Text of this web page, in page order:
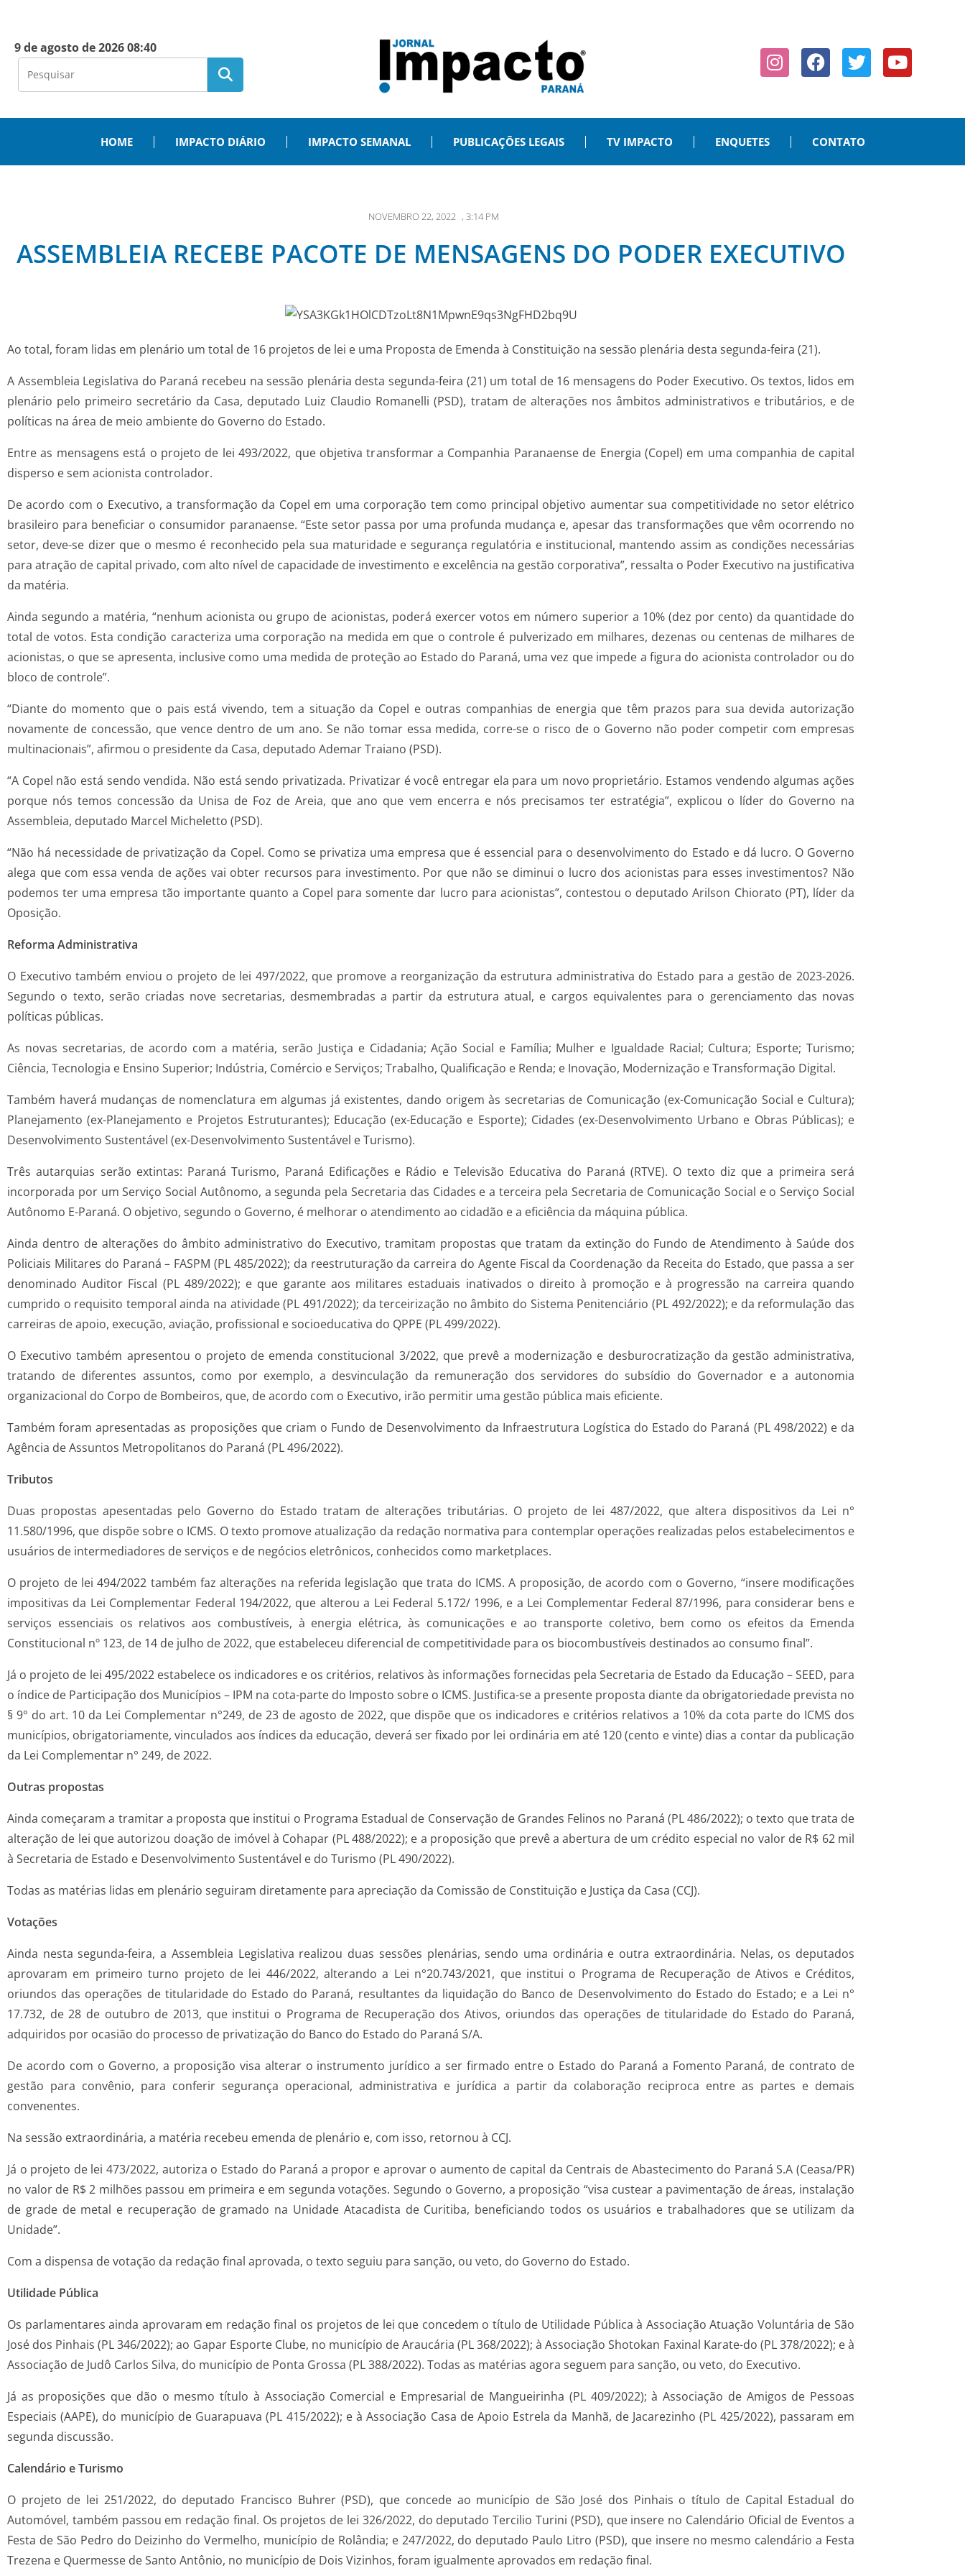
9 de agosto de 2026 08:40
HOME IMPACTO DIÁRIO IMPACTO SEMANAL PUBLICAÇÕES LEGAIS TV IMPACTO ENQUETES CONTATO
NOVEMBRO 22, 2022 , 3:14 PM
ASSEMBLEIA RECEBE PACOTE DE MENSAGENS DO PODER EXECUTIVO
Ao total, foram lidas em plenário um total de 16 projetos de lei e uma Proposta de Emenda à Constituição na sessão plenária desta segunda-feira (21).
A Assembleia Legislativa do Paraná recebeu na sessão plenária desta segunda-feira (21) um total de 16 mensagens do Poder Executivo. Os textos, lidos em
plenário pelo primeiro secretário da Casa, deputado Luiz Claudio Romanelli (PSD), tratam de alterações nos âmbitos administrativos e tributários, e de
políticas na área de meio ambiente do Governo do Estado.
Entre as mensagens está o projeto de lei 493/2022, que objetiva transformar a Companhia Paranaense de Energia (Copel) em uma companhia de capital
disperso e sem acionista controlador.
De acordo com o Executivo, a transformação da Copel em uma corporação tem como principal objetivo aumentar sua competitividade no setor elétrico
brasileiro para beneficiar o consumidor paranaense. “Este setor passa por uma profunda mudança e, apesar das transformações que vêm ocorrendo no
setor, deve-se dizer que o mesmo é reconhecido pela sua maturidade e segurança regulatória e institucional, mantendo assim as condições necessárias
para atração de capital privado, com alto nível de capacidade de investimento e excelência na gestão corporativa”, ressalta o Poder Executivo na justificativa
da matéria.
Ainda segundo a matéria, “nenhum acionista ou grupo de acionistas, poderá exercer votos em número superior a 10% (dez por cento) da quantidade do
total de votos. Esta condição caracteriza uma corporação na medida em que o controle é pulverizado em milhares, dezenas ou centenas de milhares de
acionistas, o que se apresenta, inclusive como uma medida de proteção ao Estado do Paraná, uma vez que impede a figura do acionista controlador ou do
bloco de controle”.
“Diante do momento que o pais está vivendo, tem a situação da Copel e outras companhias de energia que têm prazos para sua devida autorização
novamente de concessão, que vence dentro de um ano. Se não tomar essa medida, corre-se o risco de o Governo não poder competir com empresas
multinacionais”, afirmou o presidente da Casa, deputado Ademar Traiano (PSD).
“A Copel não está sendo vendida. Não está sendo privatizada. Privatizar é você entregar ela para um novo proprietário. Estamos vendendo algumas ações
porque nós temos concessão da Unisa de Foz de Areia, que ano que vem encerra e nós precisamos ter estratégia”, explicou o líder do Governo na
Assembleia, deputado Marcel Micheletto (PSD).
“Não há necessidade de privatização da Copel. Como se privatiza uma empresa que é essencial para o desenvolvimento do Estado e dá lucro. O Governo
alega que com essa venda de ações vai obter recursos para investimento. Por que não se diminui o lucro dos acionistas para esses investimentos? Não
podemos ter uma empresa tão importante quanto a Copel para somente dar lucro para acionistas”, contestou o deputado Arilson Chiorato (PT), líder da
Oposição.
Reforma Administrativa
O Executivo também enviou o projeto de lei 497/2022, que promove a reorganização da estrutura administrativa do Estado para a gestão de 2023-2026.
Segundo o texto, serão criadas nove secretarias, desmembradas a partir da estrutura atual, e cargos equivalentes para o gerenciamento das novas
políticas públicas.
As novas secretarias, de acordo com a matéria, serão Justiça e Cidadania; Ação Social e Família; Mulher e Igualdade Racial; Cultura; Esporte; Turismo;
Ciência, Tecnologia e Ensino Superior; Indústria, Comércio e Serviços; Trabalho, Qualificação e Renda; e Inovação, Modernização e Transformação Digital.
Também haverá mudanças de nomenclatura em algumas já existentes, dando origem às secretarias de Comunicação (ex-Comunicação Social e Cultura);
Planejamento (ex-Planejamento e Projetos Estruturantes); Educação (ex-Educação e Esporte); Cidades (ex-Desenvolvimento Urbano e Obras Públicas); e
Desenvolvimento Sustentável (ex-Desenvolvimento Sustentável e Turismo).
Três autarquias serão extintas: Paraná Turismo, Paraná Edificações e Rádio e Televisão Educativa do Paraná (RTVE). O texto diz que a primeira será
incorporada por um Serviço Social Autônomo, a segunda pela Secretaria das Cidades e a terceira pela Secretaria de Comunicação Social e o Serviço Social
Autônomo E-Paraná. O objetivo, segundo o Governo, é melhorar o atendimento ao cidadão e a eficiência da máquina pública.
Ainda dentro de alterações do âmbito administrativo do Executivo, tramitam propostas que tratam da extinção do Fundo de Atendimento à Saúde dos
Policiais Militares do Paraná – FASPM (PL 485/2022); da reestruturação da carreira do Agente Fiscal da Coordenação da Receita do Estado, que passa a ser
denominado Auditor Fiscal (PL 489/2022); e que garante aos militares estaduais inativados o direito à promoção e à progressão na carreira quando
cumprido o requisito temporal ainda na atividade (PL 491/2022); da terceirização no âmbito do Sistema Penitenciário (PL 492/2022); e da reformulação das
carreiras de apoio, execução, aviação, profissional e socioeducativa do QPPE (PL 499/2022).
O Executivo também apresentou o projeto de emenda constitucional 3/2022, que prevê a modernização e desburocratização da gestão administrativa,
tratando de diferentes assuntos, como por exemplo, a desvinculação da remuneração dos servidores do subsídio do Governador e a autonomia
organizacional do Corpo de Bombeiros, que, de acordo com o Executivo, irão permitir uma gestão pública mais eficiente.
Também foram apresentadas as proposições que criam o Fundo de Desenvolvimento da Infraestrutura Logística do Estado do Paraná (PL 498/2022) e da
Agência de Assuntos Metropolitanos do Paraná (PL 496/2022).
Tributos
Duas propostas apesentadas pelo Governo do Estado tratam de alterações tributárias. O projeto de lei 487/2022, que altera dispositivos da Lei n°
11.580/1996, que dispõe sobre o ICMS. O texto promove atualização da redação normativa para contemplar operações realizadas pelos estabelecimentos e
usuários de intermediadores de serviços e de negócios eletrônicos, conhecidos como marketplaces.
O projeto de lei 494/2022 também faz alterações na referida legislação que trata do ICMS. A proposição, de acordo com o Governo, “insere modificações
impositivas da Lei Complementar Federal 194/2022, que alterou a Lei Federal 5.172/ 1996, e a Lei Complementar Federal 87/1996, para considerar bens e
serviços essenciais os relativos aos combustíveis, à energia elétrica, às comunicações e ao transporte coletivo, bem como os efeitos da Emenda
Constitucional nº 123, de 14 de julho de 2022, que estabeleceu diferencial de competitividade para os biocombustíveis destinados ao consumo final”.
Já o projeto de lei 495/2022 estabelece os indicadores e os critérios, relativos às informações fornecidas pela Secretaria de Estado da Educação – SEED, para
o índice de Participação dos Municípios – IPM na cota-parte do Imposto sobre o ICMS. Justifica-se a presente proposta diante da obrigatoriedade prevista no
§ 9° do art. 10 da Lei Complementar n°249, de 23 de agosto de 2022, que dispõe que os indicadores e critérios relativos a 10% da cota parte do ICMS dos
municípios, obrigatoriamente, vinculados aos índices da educação, deverá ser fixado por lei ordinária em até 120 (cento e vinte) dias a contar da publicação
da Lei Complementar n° 249, de 2022.
Outras propostas
Ainda começaram a tramitar a proposta que institui o Programa Estadual de Conservação de Grandes Felinos no Paraná (PL 486/2022); o texto que trata de
alteração de lei que autorizou doação de imóvel à Cohapar (PL 488/2022); e a proposição que prevê a abertura de um crédito especial no valor de R$ 62 mil
à Secretaria de Estado e Desenvolvimento Sustentável e do Turismo (PL 490/2022).
Todas as matérias lidas em plenário seguiram diretamente para apreciação da Comissão de Constituição e Justiça da Casa (CCJ).
Votações
Ainda nesta segunda-feira, a Assembleia Legislativa realizou duas sessões plenárias, sendo uma ordinária e outra extraordinária. Nelas, os deputados
aprovaram em primeiro turno projeto de lei 446/2022, alterando a Lei n°20.743/2021, que institui o Programa de Recuperação de Ativos e Créditos,
oriundos das operações de titularidade do Estado do Paraná, resultantes da liquidação do Banco de Desenvolvimento do Estado do Estado; e a Lei n°
17.732, de 28 de outubro de 2013, que institui o Programa de Recuperação dos Ativos, oriundos das operações de titularidade do Estado do Paraná,
adquiridos por ocasião do processo de privatização do Banco do Estado do Paraná S/A.
De acordo com o Governo, a proposição visa alterar o instrumento jurídico a ser firmado entre o Estado do Paraná a Fomento Paraná, de contrato de
gestão para convênio, para conferir segurança operacional, administrativa e jurídica a partir da colaboração reciproca entre as partes e demais
convenentes.
Na sessão extraordinária, a matéria recebeu emenda de plenário e, com isso, retornou à CCJ.
Já o projeto de lei 473/2022, autoriza o Estado do Paraná a propor e aprovar o aumento de capital da Centrais de Abastecimento do Paraná S.A (Ceasa/PR)
no valor de R$ 2 milhões passou em primeira e em segunda votações. Segundo o Governo, a proposição “visa custear a pavimentação de áreas, instalação
de grade de metal e recuperação de gramado na Unidade Atacadista de Curitiba, beneficiando todos os usuários e trabalhadores que se utilizam da
Unidade”.
Com a dispensa de votação da redação final aprovada, o texto seguiu para sanção, ou veto, do Governo do Estado.
Utilidade Pública
Os parlamentares ainda aprovaram em redação final os projetos de lei que concedem o título de Utilidade Pública à Associação Atuação Voluntária de São
José dos Pinhais (PL 346/2022); ao Gapar Esporte Clube, no município de Araucária (PL 368/2022); à Associação Shotokan Faxinal Karate-do (PL 378/2022); e à
Associação de Judô Carlos Silva, do município de Ponta Grossa (PL 388/2022). Todas as matérias agora seguem para sanção, ou veto, do Executivo.
Já as proposições que dão o mesmo título à Associação Comercial e Empresarial de Mangueirinha (PL 409/2022); à Associação de Amigos de Pessoas
Especiais (AAPE), do município de Guarapuava (PL 415/2022); e à Associação Casa de Apoio Estrela da Manhã, de Jacarezinho (PL 425/2022), passaram em
segunda discussão.
Calendário e Turismo
O projeto de lei 251/2022, do deputado Francisco Buhrer (PSD), que concede ao município de São José dos Pinhais o título de Capital Estadual do
Automóvel, também passou em redação final. Os projetos de lei 326/2022, do deputado Tercilio Turini (PSD), que insere no Calendário Oficial de Eventos a
Festa de São Pedro do Deizinho do Vermelho, município de Rolândia; e 247/2022, do deputado Paulo Litro (PSD), que insere no mesmo calendário a Festa
Trezena e Quermesse de Santo Antônio, no município de Dois Vizinhos, foram igualmente aprovados em redação final.